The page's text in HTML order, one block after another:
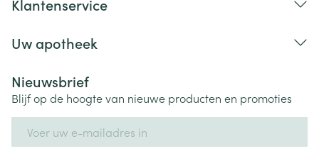
Klantenservice
Uw apotheek
Nieuwsbrief
Blijf op de hoogte van nieuwe producten en promoties